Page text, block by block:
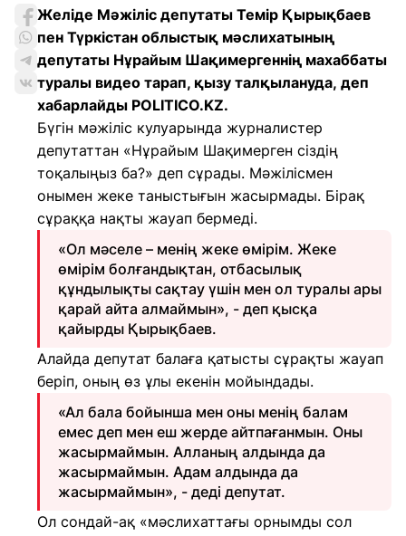
Желіде Мәжіліс депутаты Темір Қырықбаев
пен Түркістан облыстық мәслихатының
депутаты Нұрайым Шақимергеннің махаббаты
туралы видео тарап, қызу талқылануда, деп
хабарлайды POLITICO.KZ.
Бүгін мәжіліс кулуарында журналистер
депутаттан «Нұрайым Шақимерген сіздің
тоқалыңыз ба?» деп сұрады. Мәжілісмен
онымен жеке таныстығын жасырмады. Бірақ
сұраққа нақты жауап бермеді.
«Ол мәселе – менің жеке өмірім. Жеке
өмірім болғандықтан, отбасылық
құндылықты сақтау үшін мен ол туралы ары
қарай айта алмаймын», - деп қысқа
қайырды Қырықбаев.
Алайда депутат балаға қатысты сұрақты жауап
беріп, оның өз ұлы екенін мойындады.
«Ал бала бойынша мен оны менің балам
емес деп мен еш жерде айтпағанмын. Оны
жасырмаймын. Алланың алдында да
жасырмаймын. Адам алдында да
жасырмаймын», - деді депутат.
Ол сондай-ақ «мәслихаттағы орнымды сол